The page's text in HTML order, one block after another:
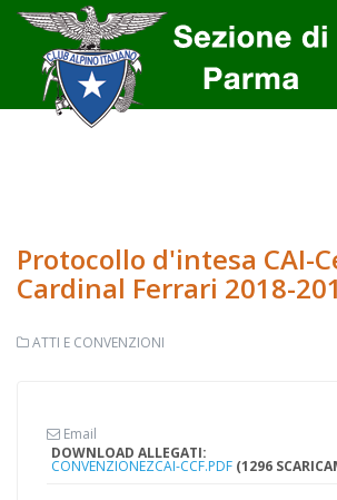
Protocollo d'intesa CAI-
Cardinal Ferrari 2018-
ATTI E CONVENZIONI
Email
DOWNLOAD ALLEGATI:
CONVENZIONEZCAI-CCF.PDF (1296